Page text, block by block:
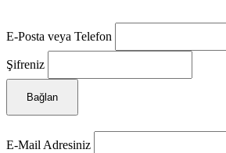
E-Posta veya Telefon
Şifreniz
Bağlan
E-Mail Adresiniz